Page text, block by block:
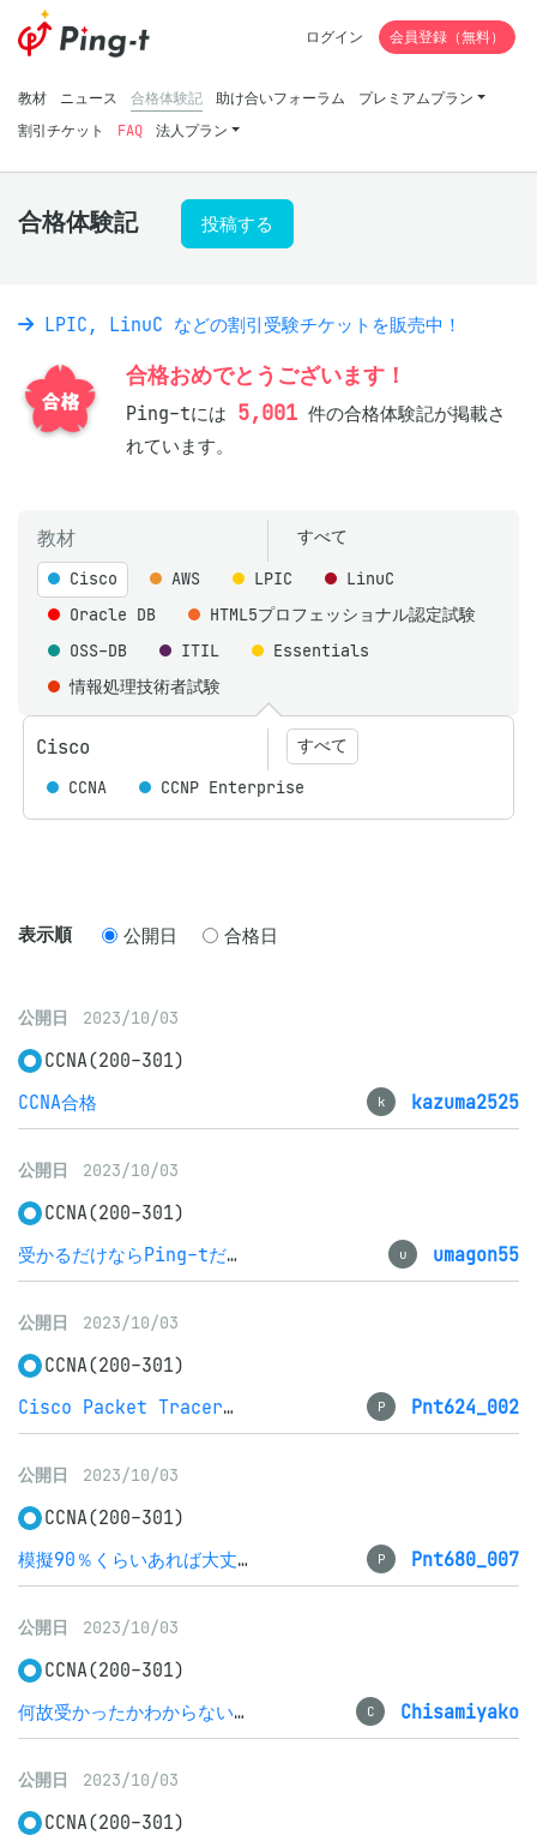
教材 ニュース 合格体験記 助け合いフォーラム
プレミアムプラン
割引チケット
FAQ 法人プラン
ログイン 会員登録（無料）
合格体験記 投稿する
LPIC, LinuC などの割引受験チケットを販売中！
合格おめでとうございます！
Ping-tには 5,001 件の合格体験記が掲載さ
れています。
教材 すべて
Cisco AWS LPIC
LinuC
Oracle DB
HTML5プロフェッショナル認定試験
OSS-DB
ITIL
Essentials
情報処理技術者試験
Cisco すべて
CCNA CCNP Enterprise
表示順 公開日 合格日
公開日 2023/10/03
CCNA(200-301)
CCNA合格
k kazuma2525
公開日 2023/10/03
CCNA(200-301)
受かるだけならPing-tだけでも良いかも
u umagon55
公開日 2023/10/03
CCNA(200-301)
Cisco Packet Tracerがなければ完全に詰んでいた
P Pnt624_002
公開日 2023/10/03
CCNA(200-301)
模擬90％くらいあれば大丈夫です
P Pnt680_007
公開日 2023/10/03
CCNA(200-301)
何故受かったかわからないが合格した、良かった
C Chisamiyako
公開日 2023/10/03
CCNA(200-301)